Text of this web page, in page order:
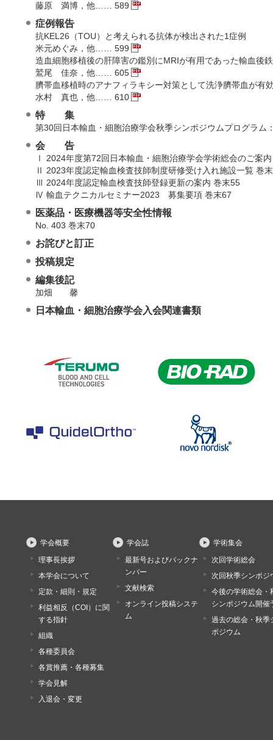
藤原 満博，他…… 589
症例報告
抗KEL26（TOU）と考えられる抗体が検出された1症例
米元めぐみ，他…… 599
造血細胞移植後の肝障害の鑑別にMRIが有用であった輸血後
鷲尾 佳奈，他…… 605
臍帯血移植時のアナフィラキシー対策として洗浄臍帯血が有
水村 真也，他…… 610
特 集
第30回日本輸血・細胞治療学会秋季シンポジウムプログラム
会 告
Ⅰ 2024年度第72回日本輸血・細胞治療学会学術総会のご案
Ⅱ 2023年度認定輸血検査技師制度研修受け入れ施設一覧 巻
Ⅲ 2024年度認定輸血検査技師登録更新の案内 巻末55
Ⅳ 輸血テクニカルセミナー2023 募集要項 巻末67
医薬品・医療機器等安全性情報
No. 403 巻末70
お詫びと訂正
投稿規定
編集後記
加畑 馨
日本輸血・細胞治療学会入会関連書類
学会概要
理事長挨拶
本学会について
定款・細則・規定
利益相反（COI）に関
する指針
組織
各種委員会
各賞推薦・各種募集
学会見解
入退会・変更
学会誌
最新号およびバックナ
ンバー
文献検索
オンライン投稿システ
ム
学術集会
次回学術総会
次回秋季シンポジ
今後の学術総会・
シンポジウム開催
過去の総会・秋季
ポジウム